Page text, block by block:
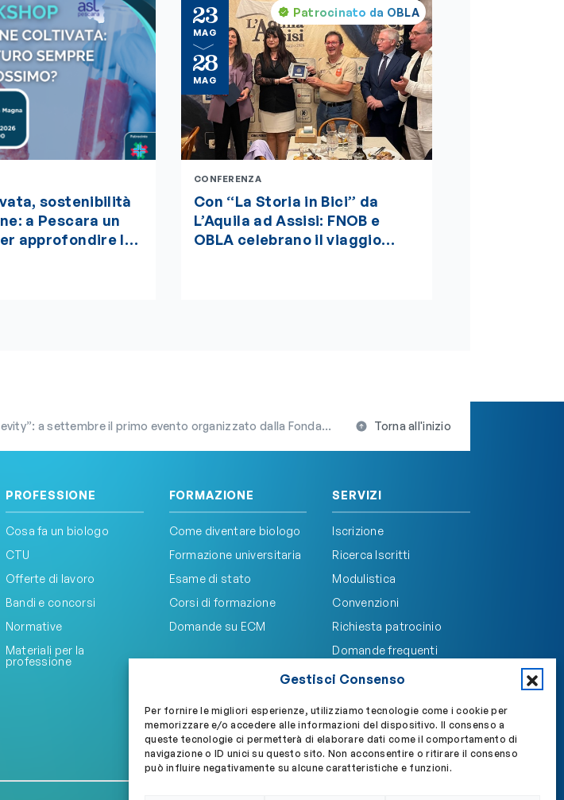
Gestisci Consenso
Per fornire le migliori esperienze, utilizziamo tecnologie come i cookie per
memorizzare e/o accedere alle informazioni del dispositivo. Il consenso a
queste tecnologie ci permetterà di elaborare dati come il comportamento di
navigazione o ID unici su questo sito. Non acconsentire o ritirare il consenso
può influire negativamente su alcune caratteristiche e funzioni.
sostenibilità
a Pescara un
approfondire le
ECM
Patrocinato da OBLA
23
MAG
28
MAG
CONFERENZA
Con “La Storia in Bici” da
L’Aquila ad Assisi: FNOB e
OBLA celebrano il viaggio
organizzato dalla Fondazione Italiana Biologi (FIB) insieme con la Fondazione Valter Longo Torna all'inizio
PROFESSIONE
Cosa fa un biologo
CTU
Offerte di lavoro
Bandi e concorsi
Normative
Materiali per la
professione
FORMAZIONE
Come diventare biologo
Formazione universitaria
Esame di stato
Corsi di formazione
Domande su ECM
SERVIZI
Iscrizione
Ricerca Iscritti
Modulistica
Convenzioni
Richiesta patrocinio
Domande frequenti
Accedi a My OBLA Accedi alla PEC